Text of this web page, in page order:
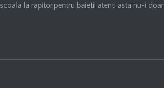
la rapitor,pentru baietii atenti asta nu-i doar